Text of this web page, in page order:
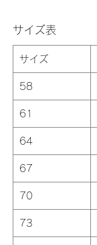
サイズ表
サイズ
58
61
64
67
70
73